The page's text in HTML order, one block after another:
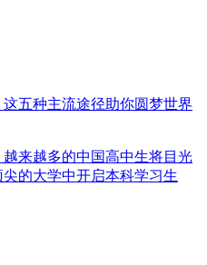
五种主流途径助你圆梦世界
来越多的中国高中生将目光
的大学中开启本科学习生